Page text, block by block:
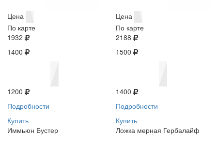
Цена
По карте
1932
1400
1200
Подробности
Купить
Цена
По карте
2188
1500
1400
Подробности
Купить
Иммьюн Бустер
Ложка мерная Гербалайф